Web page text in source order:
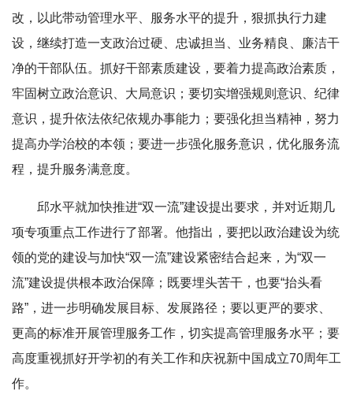
改，以此带动管理水平、服务水平的提升，狠抓执行力建
设，继续打造一支政治过硬、忠诚担当、业务精良、廉洁干
净的干部队伍。抓好干部素质建设，要着力提高政治素质，
牢固树立政治意识、大局意识；要切实增强规则意识、纪律
意识，提升依法依纪依规办事能力；要强化担当精神，努力
提高办学治校的本领；要进一步强化服务意识，优化服务流
程，提升服务满意度。
邱水平就加快推进“双一流”建设提出要求，并对近期几
项专项重点工作进行了部署。他指出，要把以政治建设为统
领的党的建设与加快“双一流”建设紧密结合起来，为“双一
流”建设提供根本政治保障；既要埋头苦干，也要“抬头看
路”，进一步明确发展目标、发展路径；要以更严的要求、
更高的标准开展管理服务工作，切实提高管理服务水平；要
高度重视抓好开学初的有关工作和庆祝新中国成立70周年工
作。